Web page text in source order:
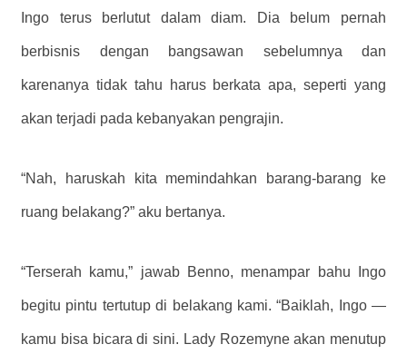
Ingo terus berlutut dalam diam. Dia belum pernah
berbisnis dengan bangsawan sebelumnya dan
karenanya tidak tahu harus berkata apa, seperti yang
akan terjadi pada kebanyakan pengrajin.
“Nah, haruskah kita memindahkan barang-barang ke
ruang belakang?” aku bertanya.
“Terserah kamu,” jawab Benno, menampar bahu Ingo
begitu pintu tertutup di belakang kami. “Baiklah, Ingo —
kamu bisa bicara di sini. Lady Rozemyne ​​akan menutup